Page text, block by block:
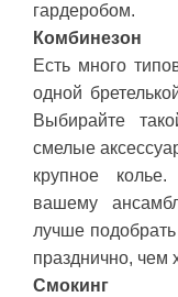
гардеробом.
Комбинезон
Есть много
одной
Выбирайте
смелые
крупное
вашему
лучше
празднично, чем
Смокинг